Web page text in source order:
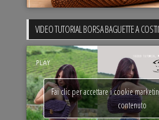
VIDEO TUTORIAL BORSA BAGUETTE A
Fai clic per accettare i cookie
contenuto